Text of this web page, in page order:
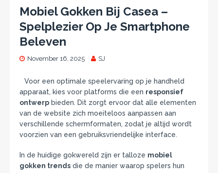
Mobiel Gokken Bij Casea –
Spelplezier Op Je Smartphone
Beleven
November 16, 2025 SJ
Voor een optimale speelervaring op je handheld
apparaat, kies voor platforms die een responsief
ontwerp bieden. Dit zorgt ervoor dat alle elementen
van de website zich moeiteloos aanpassen aan
verschillende schermformaten, zodat je altijd wordt
voorzien van een gebruiksvriendelijke interface.
In de huidige gokwereld zijn er talloze mobiel
gokken trends die de manier waarop spelers hun